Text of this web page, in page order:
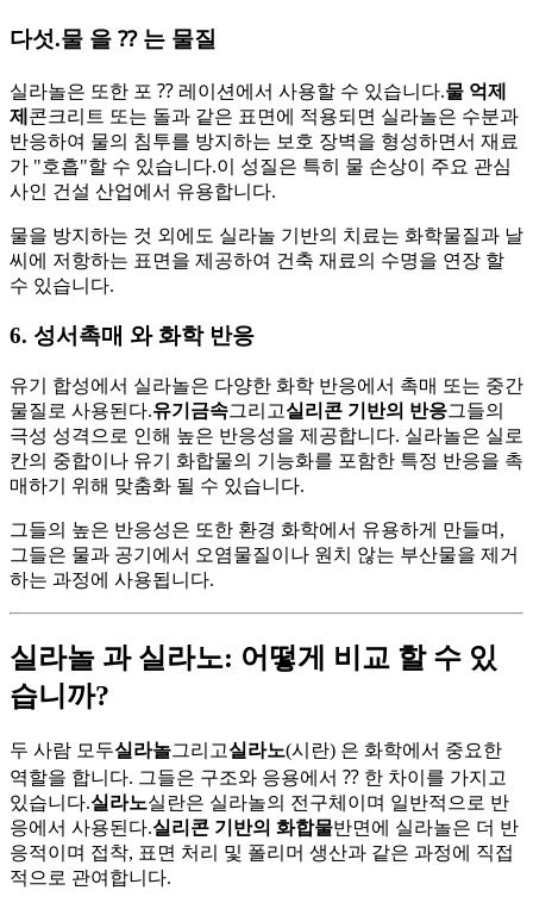
다섯.물 을 ⁇ 는 물질
실라놀은 또한 포 ⁇ 레이션에서 사용할 수 있습니다.물 억제
제 콘크리트 또는 돌과 같은 표면에 적용되면 실라놀은 수분과
반응하여 물의 침투를 방지하는 보호 장벽을 형성하면서 재료
가 "호흡"할 수 있습니다.이 성질은 특히 물 손상이 주요 관심
사인 건설 산업에서 유용합니다.
물을 방지하는 것 외에도 실라놀 기반의 치료는 화학물질과 날
씨에 저항하는 표면을 제공하여 건축 재료의 수명을 연장 할
수 있습니다.
6. 성서 촉매 와 화학 반응
유기 합성에서 실라놀은 다양한 화학 반응에서 촉매 또는 중간
물질로 사용된다.유기금속그리고실리콘 기반의 반응그들의
극성 성격으로 인해 높은 반응성을 제공합니다. 실라놀은 실로
칸의 중합이나 유기 화합물의 기능화를 포함한 특정 반응을 촉
매하기 위해 맞춤화 될 수 있습니다.
그들의 높은 반응성은 또한 환경 화학에서 유용하게 만들며,
그들은 물과 공기에서 오염물질이나 원치 않는 부산물을 제거
하는 과정에 사용됩니다.
실라놀 과 실라노: 어떻게 비교 할 수 있
습니까?
두 사람 모두실라놀그리고실라노(시란) 은 화학에서 중요한
역할을 합니다. 그들은 구조와 응용에서 ⁇ 한 차이를 가지고
있습니다.실라노실란은 실라놀의 전구체이며 일반적으로 반
응에서 사용된다.실리콘 기반의 화합물반면에 실라놀은 더 반
응적이며 접착, 표면 처리 및 폴리머 생산과 같은 과정에 직접
적으로 관여합니다.